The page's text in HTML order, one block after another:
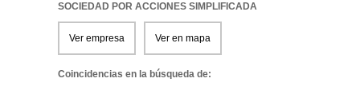
SOCIEDAD POR ACCIONES SIMPLIFICADA
Ver empresa Ver en mapa
Coincidencias en la búsqueda de: